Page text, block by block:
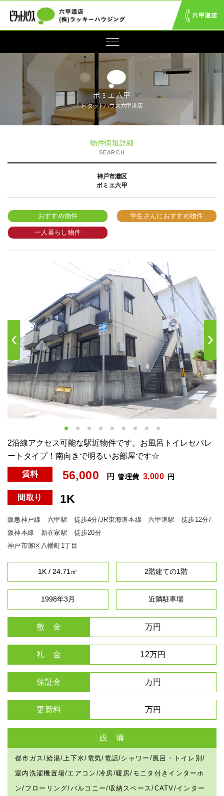
ポミエ六甲
ピタットハウス六甲道店
物件情報詳細
SEARCH
神戸市灘区
ポミエ六甲
おすすめ物件 学生さんにおすすめ物件
一人暮らし物件
Next
2沿線アクセス可能な駅近物件です。お風呂トイレセパレ
ートタイプ！南向きで明るいお部屋です☆
賃料 56,000 円 管理費 3,000 円
間取り 1K
阪急神戸線 六甲駅 徒歩4分/JR東海道本線 六甲道駅 徒歩12分/
阪神本線 新在家駅 徒歩20分
神戸市灘区八幡町1丁目
1K / 24.71㎡ 2階建ての1階
1998年3月 近隣駐車場
敷 金 万円
礼 金 12万円
保証金 万円
更新料 万円
設 備
都市ガス/給湯/上下水/電気/電話/シャワー/風呂・トイレ別/
室内洗濯機置場/エアコン/冷房/暖房/モニタ付きインターホ
ン/フローリング/バルコニー/収納スペース/CATV/インター